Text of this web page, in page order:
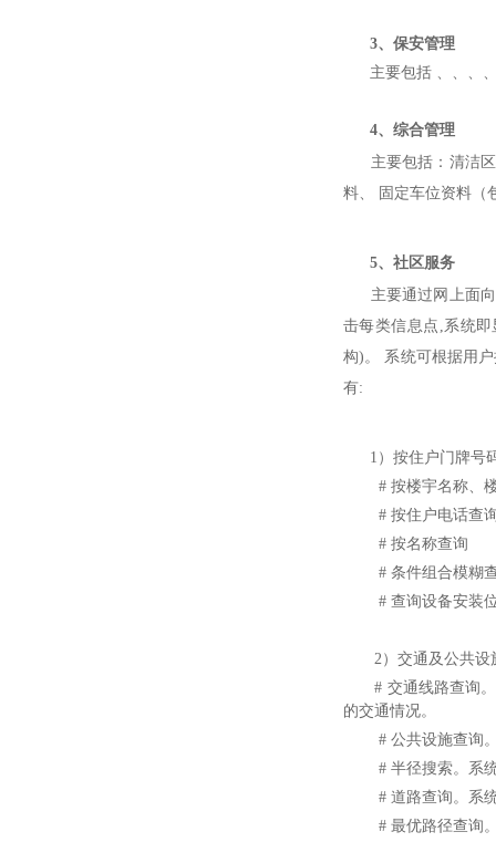
3、保安管理
主要包括 、 、 、
4、综合管理
主要包括：清洁
料、 固定车位资料（
5、社区服务
主要通过网上面
击每类信息点,系统
构)。 系统可根据用
有:
1）按住户门牌号
# 按楼宇名称、
# 按住户电话查
# 按名称查询
# 条件组合模糊
# 查询设备安装
2）交通及公共设
# 交通线路查询。
的交通情况。
# 公共设施查询
# 半径搜索。系
# 道路查询。系
# 最优路径查询